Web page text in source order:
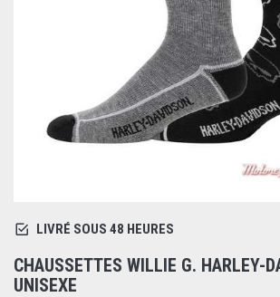
LIVRÉ SOUS 48 HEURES
CHAUSSETTES WILLIE G. HARLEY-
UNISEXE